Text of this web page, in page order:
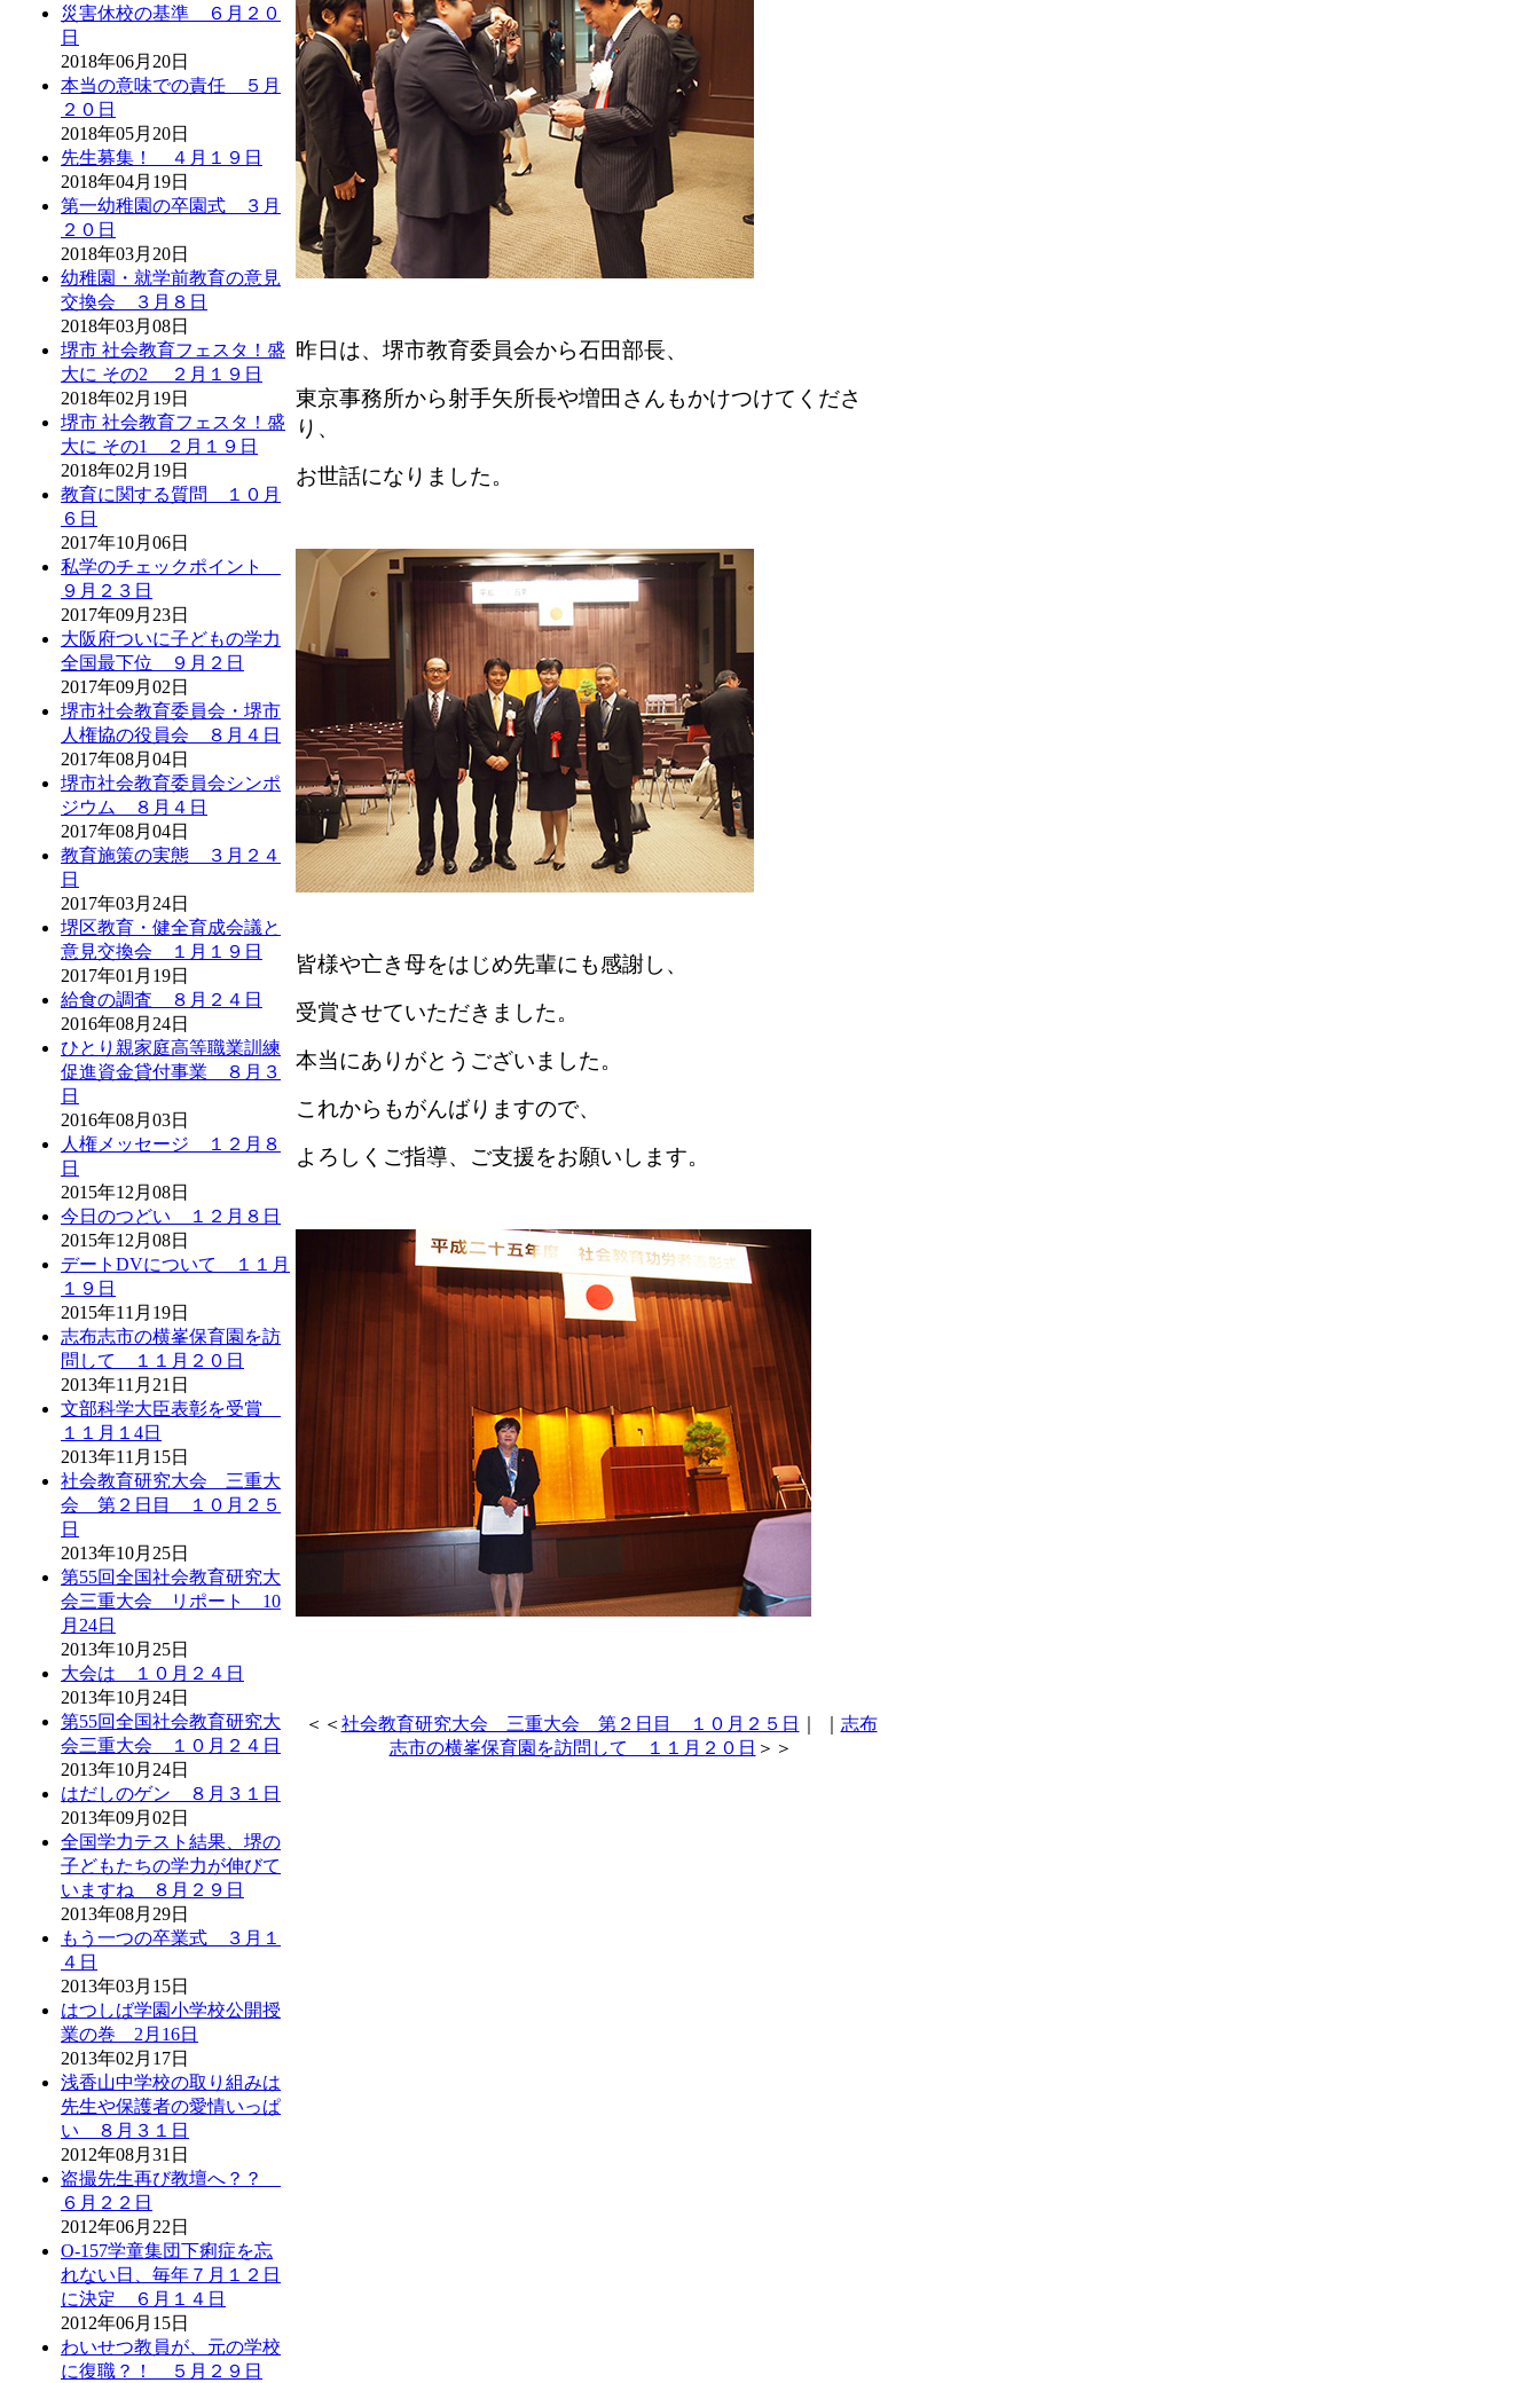
災害休校の基準 ６月２０
日
2018年06月20日
本当の意味での責任 ５月
２０日
2018年05月20日
先生募集！ ４月１９日
2018年04月19日
第一幼稚園の卒園式 ３月
２０日
2018年03月20日
幼稚園・就学前教育の意見
交換会 ３月８日
2018年03月08日
堺市 社会教育フェスタ！盛
大に その2 ２月１９日
2018年02月19日
堺市 社会教育フェスタ！盛
大に その1 ２月１９日
2018年02月19日
教育に関する質問 １０月
６日
2017年10月06日
私学のチェックポイント
９月２３日
2017年09月23日
大阪府ついに子どもの学力
全国最下位 ９月２日
2017年09月02日
堺市社会教育委員会・堺市
人権協の役員会 ８月４日
2017年08月04日
堺市社会教育委員会シンポ
ジウム ８月４日
2017年08月04日
教育施策の実態 ３月２４
日
2017年03月24日
堺区教育・健全育成会議と
意見交換会 １月１９日
2017年01月19日
給食の調査 ８月２４日
2016年08月24日
ひとり親家庭高等職業訓練
促進資金貸付事業 ８月３
日
2016年08月03日
人権メッセージ １２月８
日
2015年12月08日
今日のつどい １２月８日
2015年12月08日
デートDVについて １１月
１９日
2015年11月19日
志布志市の横峯保育園を訪
問して １１月２０日
2013年11月21日
文部科学大臣表彰を受賞
１１月１4日
2013年11月15日
社会教育研究大会 三重大
会 第２日目 １０月２５
日
2013年10月25日
第55回全国社会教育研究大
会三重大会 リポート 10
月24日
2013年10月25日
大会は １０月２４日
2013年10月24日
第55回全国社会教育研究大
会三重大会 １０月２４日
2013年10月24日
はだしのゲン ８月３１日
2013年09月02日
全国学力テスト結果、堺の
子どもたちの学力が伸びて
いますね ８月２９日
2013年08月29日
もう一つの卒業式 ３月１
４日
2013年03月15日
はつしば学園小学校公開授
業の巻 2月16日
2013年02月17日
浅香山中学校の取り組みは
先生や保護者の愛情いっぱ
い ８月３１日
2012年08月31日
盗撮先生再び教壇へ？？
６月２２日
2012年06月22日
O-157学童集団下痢症を忘
れない日、毎年７月１２日
に決定 ６月１４日
2012年06月15日
わいせつ教員が、元の学校
に復職？！ ５月２９日
昨日は、堺市教育委員会から石田部長、
東京事務所から射手矢所長や増田さんもかけつけてくださ
り、
お世話になりました。
皆様や亡き母をはじめ先輩にも感謝し、
受賞させていただきました。
本当にありがとうございました。
これからもがんばりますので、
よろしくご指導、ご支援をお願いします。
＜＜ 社会教育研究大会 三重大会 第２日目 １０月２５日
志布
志市の横峯保育園を訪問して １１月２０日 ＞＞